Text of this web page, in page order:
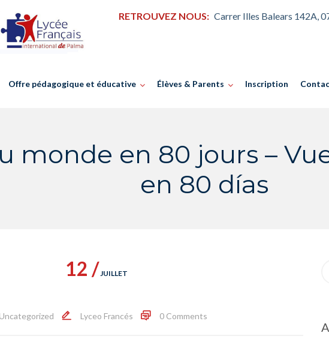
RETROUVEZ NOUS: Carrer Illes Balears 142A,
Offre pédagogique et éducative Élèves & Parents Inscription
monde en 80 jours –
en 80 días
12 /JUILLET
Uncategorized Lyceo Francés 0 Comments